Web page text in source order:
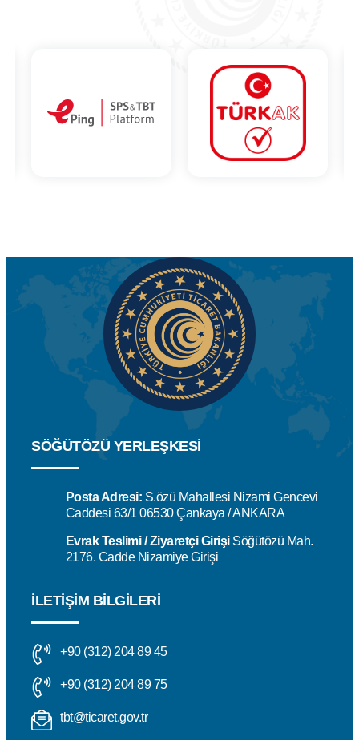
SÖĞÜTÖZÜ YERLEŞKESİ
Posta Adresi: S.özü Mahallesi Nizami Gencevi
Caddesi 63/1 06530 Çankaya / ANKARA
Evrak Teslimi / Ziyaretçi GirişiSöğütözü Mah.
2176. Cadde Nizamiye Girişi
İLETIŞIM BILGILERI
+90 (312) 204 89 45
+90 (312) 204 89 75
tbt@ticaret.gov.tr